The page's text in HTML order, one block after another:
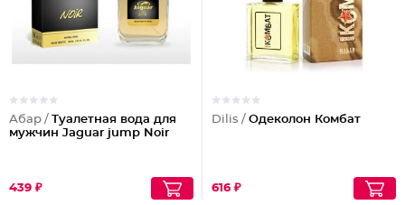
Абар / Туалетная вода для
мужчин Jaguar jump Noir
439 ₽
Dilis / Одеколон Комбат
616 ₽